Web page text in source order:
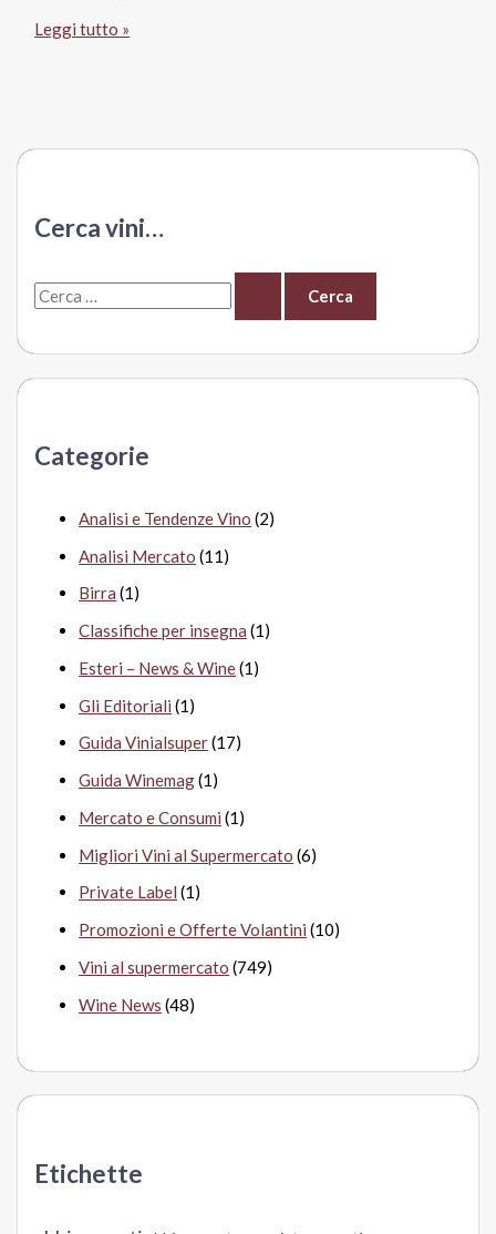
Vini
moda
il
e
vini
alta
Leggi tutto »
Cerca vini…
C
r
:Categorie
Analisi e Tendenze Vino (2)
Analisi Mercato (11)
Birra (1)
Classifiche per insegna (1)
Esteri – News & Wine(1)
Gli Editoriali (1)
Guida Vinialsuper(17)
Guida Winemag(1)
Mercato e Consumi (1)
Migliori Vini al Supermercato (6)
Private Label (1)
Promozioni e Offerte Volantini (10)
Vini al supermercato (749)
Wine News (48)
Etichette